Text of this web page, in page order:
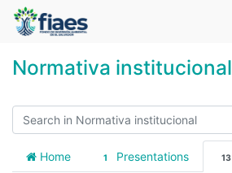
Normativa institucional
Home 1 Presentations 13